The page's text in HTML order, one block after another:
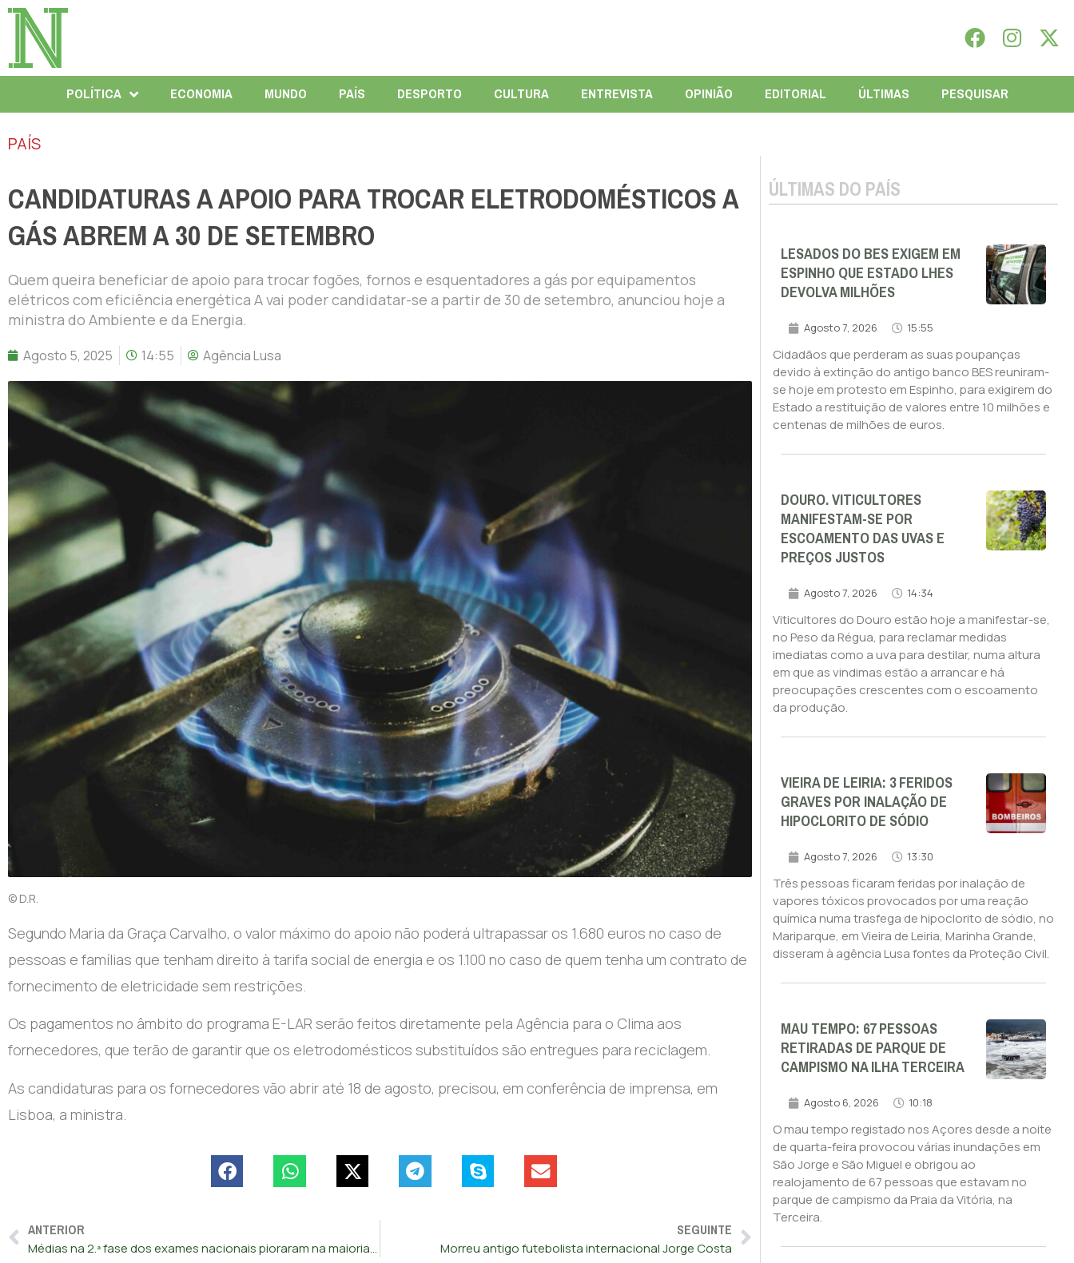
POLÍTICA ECONOMIA MUNDO PAÍS DESPORTO CULTURA ENTREVISTA OPINIÃO EDITORIAL ÚLTIMAS PESQUISAR
PAÍS
CANDIDATURAS A APOIO PARA TROCAR ELETRODOMÉSTICOS A
GÁS ABREM A 30 DE SETEMBRO
Quem queira beneficiar de apoio para trocar fogões, fornos e esquentadores a gás por equipamentos
elétricos com eficiência energética A vai poder candidatar-se a partir de 30 de setembro, anunciou hoje a
ministra do Ambiente e da Energia.
Agosto 5, 2025 14:55 Agência Lusa
© D.R.
Segundo Maria da Graça Carvalho, o valor máximo do apoio não poderá ultrapassar os 1.680 euros no caso de
pessoas e famílias que tenham direito à tarifa social de energia e os 1.100 no caso de quem tenha um contrato de
fornecimento de eletricidade sem restrições.
Os pagamentos no âmbito do programa E-LAR serão feitos diretamente pela Agência para o Clima aos
fornecedores, que terão de garantir que os eletrodomésticos substituídos são entregues para reciclagem.
As candidaturas para os fornecedores vão abrir até 18 de agosto, precisou, em conferência de imprensa, em
Lisboa, a ministra.
ANTERIOR
Médias na 2.ª fase dos exames nacionais pioraram na maioria das disciplinas
SEGUINTE
Morreu antigo futebolista internacional Jorge Costa
ÚLTIMAS DO PAÍS
LESADOS DO BES EXIGEM EM
ESPINHO QUE ESTADO LHES
DEVOLVA MILHÕES
Agosto 7, 2026 15:55
Cidadãos que perderam as suas poupanças
devido à extinção do antigo banco BES reuniram-
se hoje em protesto em Espinho, para exigirem do
Estado a restituição de valores entre 10 milhões e
centenas de milhões de euros.
DOURO. VITICULTORES
MANIFESTAM-SE POR
ESCOAMENTO DAS UVAS E
PREÇOS JUSTOS
Agosto 7, 2026 14:34
Viticultores do Douro estão hoje a manifestar-se,
no Peso da Régua, para reclamar medidas
imediatas como a uva para destilar, numa altura
em que as vindimas estão a arrancar e há
preocupações crescentes com o escoamento
da produção.
VIEIRA DE LEIRIA: 3 FERIDOS
GRAVES POR INALAÇÃO DE
HIPOCLORITO DE SÓDIO
Agosto 7, 2026 13:30
Três pessoas ficaram feridas por inalação de
vapores tóxicos provocados por uma reação
química numa trasfega de hipoclorito de sódio, no
Mariparque, em Vieira de Leiria, Marinha Grande,
disseram à agência Lusa fontes da Proteção Civil.
MAU TEMPO: 67 PESSOAS
RETIRADAS DE PARQUE DE
CAMPISMO NA ILHA TERCEIRA
Agosto 6, 2026 10:18
O mau tempo registado nos Açores desde a noite
de quarta-feira provocou várias inundações em
São Jorge e São Miguel e obrigou ao
realojamento de 67 pessoas que estavam no
parque de campismo da Praia da Vitória, na
Terceira.